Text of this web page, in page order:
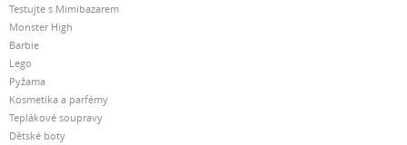
Testujte s Mimibazarem
Monster High
Barbie
Lego
Pyžama
Kosmetika a parfémy
Teplákové soupravy
Dětské boty